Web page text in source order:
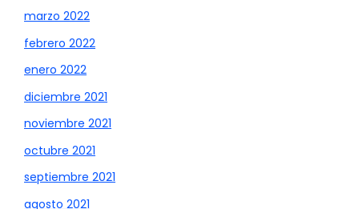
marzo 2022
febrero 2022
enero 2022
diciembre 2021
noviembre 2021
octubre 2021
septiembre 2021
agosto 2021